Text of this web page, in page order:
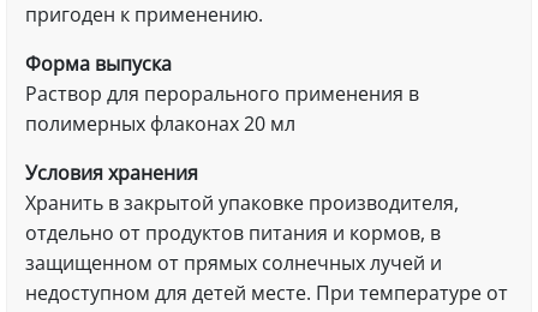
пригоден к применению.
Форма выпуска
Раствор для перорального применения в
полимерных флаконах 20 мл
Условия хранения
Хранить в закрытой упаковке производителя,
отдельно от продуктов питания и кормов, в
защищенном от прямых солнечных лучей и
недоступном для детей месте. При температуре от